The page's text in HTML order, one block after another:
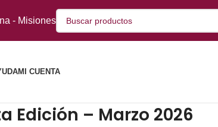
- Misiones
MI CUENTA
Edición – Marzo 2026